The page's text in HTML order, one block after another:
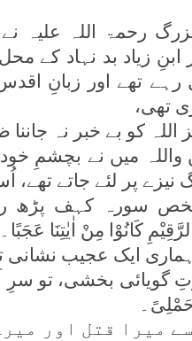
رحمۃ اللہ علیہ
زیاد بد نہاد کے
اللہ کو بے خبر نہ
واللہ میں نے بچشمِ
نیزے پر لئے جاتے
کَانُوْا مِنْ اٰیٰتِنَا عَجَبًا۔
ہماری ایک عجیب نشانی
گویائی بخشی، تو سرِ
میرا قتل اور